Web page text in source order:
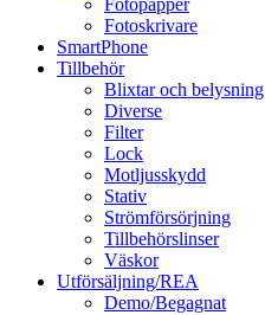
Fotopapper
Fotoskrivare
SmartPhone
Tillbehör
Blixtar och belysning
Diverse
Filter
Lock
Motljusskydd
Stativ
Strömförsörjning
Tillbehörslinser
Väskor
Utförsäljning/REA
Demo/Begagnat